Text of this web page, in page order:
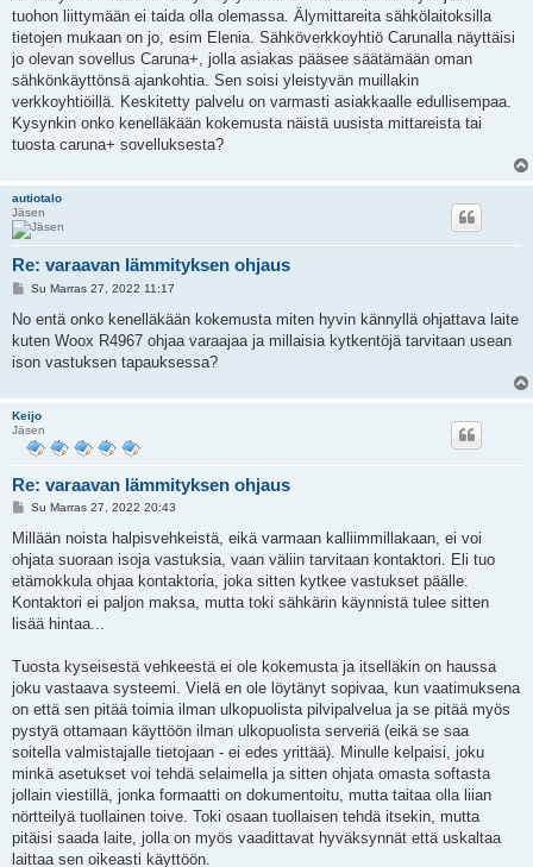
tuohon liittymään ei taida olla olemassa. Älymittareita sähkölaitoksilla
tietojen mukaan on jo, esim Elenia. Sähköverkkoyhtiö Carunalla näyttäisi
jo olevan sovellus Caruna+, jolla asiakas pääsee säätämään oman
sähkönkäyttönsä ajankohtia. Sen soisi yleistyvän muillakin
verkkoyhtiöillä. Keskitetty palvelu on varmasti asiakkaalle edullisempaa.
Kysynkin onko kenelläkään kokemusta näistä uusista mittareista tai
tuosta caruna+ sovelluksesta?
autiotalo
Jäsen
Re: varaavan lämmityksen ohjaus
V
e
t
i
Su Marras 27, 2022 11:17
No entä onko kenelläkään kokemusta miten hyvin kännyllä ohjattava laite
kuten Woox R4967 ohjaa varaajaa ja millaisia kytkentöjä tarvitaan usean
ison vastuksen tapauksessa?
Keijo
Jäsen
Re: varaavan lämmityksen ohjaus
V
e
t
i
Su Marras 27, 2022 20:43
Millään noista halpisvehkeistä, eikä varmaan kalliimmillakaan, ei voi
ohjata suoraan isoja vastuksia, vaan väliin tarvitaan kontaktori. Eli tuo
etämokkula ohjaa kontaktoria, joka sitten kytkee vastukset päälle.
Kontaktori ei paljon maksa, mutta toki sähkärin käynnistä tulee sitten
lisää hintaa...
Tuosta kyseisestä vehkeestä ei ole kokemusta ja itselläkin on haussa
joku vastaava systeemi. Vielä en ole löytänyt sopivaa, kun vaatimuksena
on että sen pitää toimia ilman ulkopuolista pilvipalvelua ja se pitää myös
pystyä ottamaan käyttöön ilman ulkopuolista serveriä (eikä se saa
soitella valmistajalle tietojaan - ei edes yrittää). Minulle kelpaisi, joku
minkä asetukset voi tehdä selaimella ja sitten ohjata omasta softasta
jollain viestillä, jonka formaatti on dokumentoitu, mutta taitaa olla liian
nörtteilyä tuollainen toive. Toki osaan tuollaisen tehdä itsekin, mutta
pitäisi saada laite, jolla on myös vaadittavat hyväksynnät että uskaltaa
laittaa sen oikeasti käyttöön.